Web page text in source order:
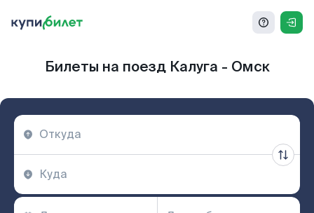
Билеты на поезд Калуга - Омск